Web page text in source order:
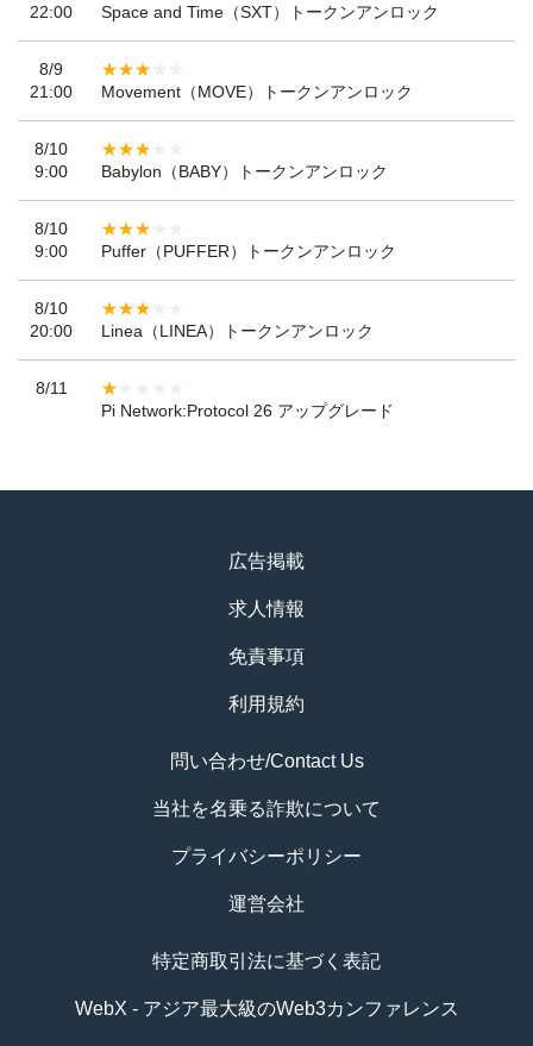
22:00
Space and Time（SXT）トークンアンロック
8/9
21:00
Movement（MOVE）トークンアンロック
8/10
9:00
Babylon（BABY）トークンアンロック
8/10
9:00
Puffer（PUFFER）トークンアンロック
8/10
20:00
Linea（LINEA）トークンアンロック
8/11
Pi Network:Protocol 26 アップグレード
広告掲載
求人情報
免責事項
利用規約
問い合わせ/Contact Us
当社を名乗る詐欺について
プライバシーポリシー
運営会社
特定商取引法に基づく表記
WebX - アジア最大級のWeb3カンファレンス